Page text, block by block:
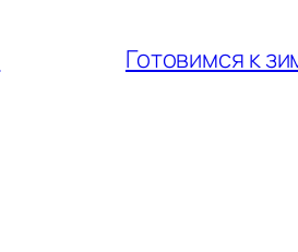
Готовимся к